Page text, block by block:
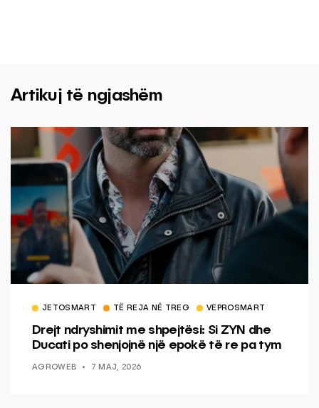
Artikuj të ngjashëm
JETOSMART TË REJA NË TREG VEPROSMART
Drejt ndryshimit me shpejtësi: Si ZYN dhe
Ducati po shenjojnë një epokë të re pa tym
AGROWEB 7 MAJ, 2026